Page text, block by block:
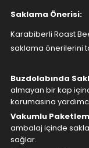
Saklama Önerisi:
Karabiberli Roast
saklama önerilerini
Buzdolabında
almayan bir kap
korumasına
Vakumlu
ambalaj içinde
sağlar.